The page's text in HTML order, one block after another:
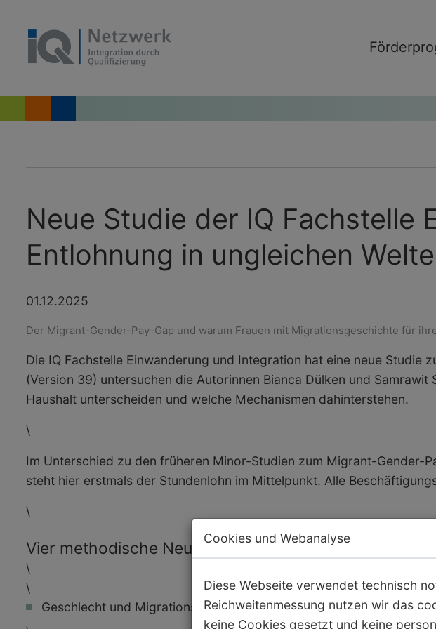
Neue Studie der IQ Fachstelle
Entlohnung in ungleichen
01.12.2025
Der Migrant-Gender-Pay-Gap und warum Frauen mit Migrationsgeschichte für
Die IQ Fachstelle Einwanderung und Integration hat eine neue Studie
(Version 39) untersuchen die Autorinnen Bianca Dülken und
Haushalt unterscheiden und welche Mechanismen dahinterstehen.
\
Im Unterschied zu den früheren Minor-Studien zum Migrant-
steht hier erstmals der Stundenlohn im Mittelpunkt. Alle
\
Vier methodische Neuerungen
\
\
Geschlecht und Migrationsgeschichte werden systematisch
Cookies und Webanalyse
Diese Webseite verwendet technisch
Reichweitenmessung nutzen wir das
keine Cookies gesetzt und keine